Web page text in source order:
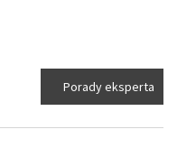
Porady eksperta